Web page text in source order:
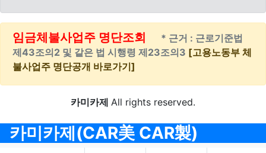
임금체불사업주 명단조회
* 근거 : 근로기준법
제43조의2 및 같은 법 시행령 제23조의3 [고용노동부 체
불사업주 명단공개 바로가기]
카미카제 All rights reserved.
카미카제(CAR美 CAR製)